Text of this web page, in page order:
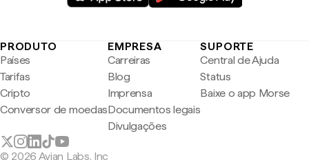
PRODUTO
Países
Tarifas
Cripto
Conversor de moedas
EMPRESA
Carreiras
Blog
Imprensa
Documentos legais
Divulgações
SUPORTE
Central de Ajuda
Status
Baixe o app Morse
© 2026 Avian Labs, Inc